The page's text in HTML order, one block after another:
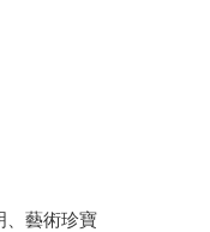
、藝術珍寶